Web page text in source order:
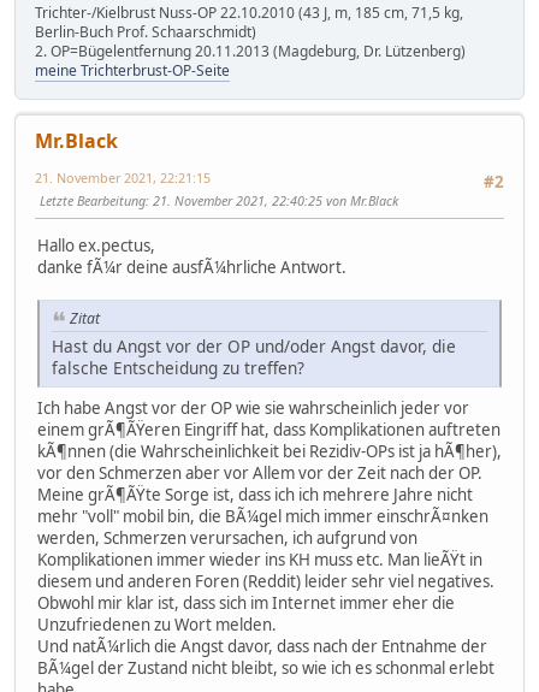
Trichter-/Kielbrust Nuss-OP 22.10.2010 (43 J, m, 185 cm, 71,5 kg,
Berlin-Buch Prof. Schaarschmidt)
2. OP=Bügelentfernung 20.11.2013 (Magdeburg, Dr. Lützenberg)
meine Trichterbrust-OP-Seite
Mr.Black
#2
21. November 2021, 22:21:15
Letzte Bearbeitung: 21. November 2021, 22:40:25 von Mr.Black
Hallo ex.pectus,
danke fÃ¼r deine ausfÃ¼hrliche Antwort.
Zitat
Hast du Angst vor der OP und/oder Angst davor, die
falsche Entscheidung zu treffen?
Ich habe Angst vor der OP wie sie wahrscheinlich jeder vor
einem grÃ¶ÃŸeren Eingriff hat, dass Komplikationen auftreten
kÃ¶nnen (die Wahrscheinlichkeit bei Rezidiv-OPs ist ja hÃ¶her),
vor den Schmerzen aber vor Allem vor der Zeit nach der OP.
Meine grÃ¶ÃŸte Sorge ist, dass ich ich mehrere Jahre nicht
mehr "voll" mobil bin, die BÃ¼gel mich immer einschrÃ¤nken
werden, Schmerzen verursachen, ich aufgrund von
Komplikationen immer wieder ins KH muss etc. Man lieÃŸt in
diesem und anderen Foren (Reddit) leider sehr viel negatives.
Obwohl mir klar ist, dass sich im Internet immer eher die
Unzufriedenen zu Wort melden.
Und natÃ¼rlich die Angst davor, dass nach der Entnahme der
BÃ¼gel der Zustand nicht bleibt, so wie ich es schonmal erlebt